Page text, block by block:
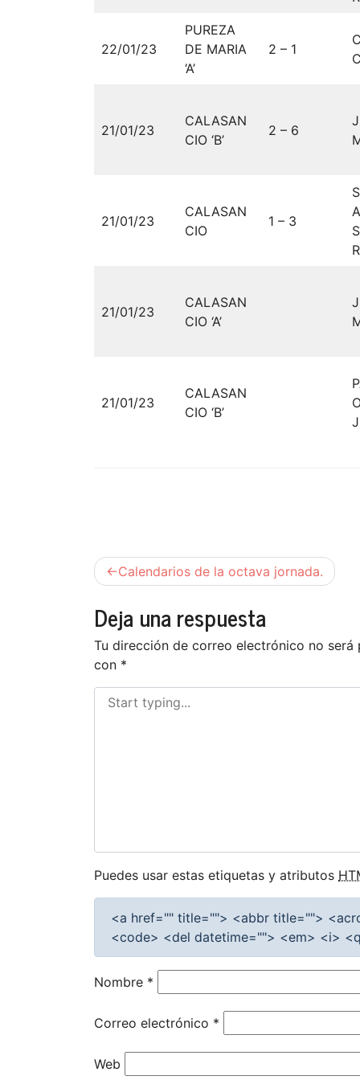
22/01/23
PUREZA
DE MARIA
‘A’
2 – 1
21/01/23
CALASAN
CIO ‘B’
2 – 6
21/01/23
CALASAN
CIO
1 – 3
21/01/23
CALASAN
CIO ‘A’
21/01/23
CALASAN
CIO ‘B’
Navegación
de
entradas
Calendarios de la octava jornada.
Deja una respuesta
Tu dirección de correo electrónico no será
con *
Puedes usar estas etiquetas y atributos
<a href="" title=""> <abbr title="">
<code> <del datetime=""> <em> <i>
Nombre *
Correo electrónico *
Web